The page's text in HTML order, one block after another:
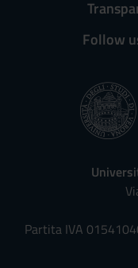
Follow
Partita IVA